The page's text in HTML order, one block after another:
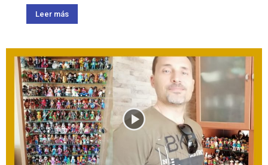
Leer más